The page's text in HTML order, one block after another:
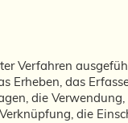
Verfahren
das
die
die